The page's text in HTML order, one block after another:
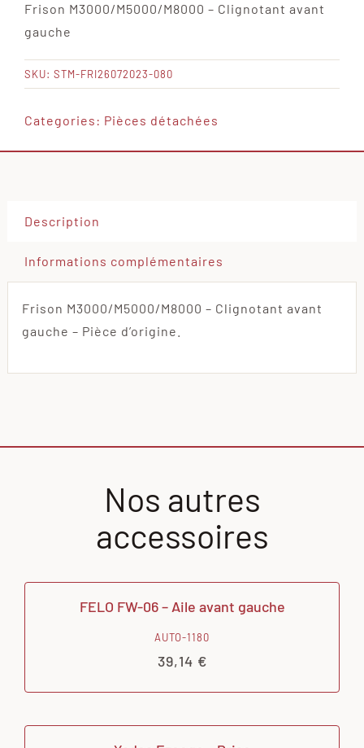
-
avant
gauche
Frison M3000/M5000/M8000 – Clignotant avant
gauche
SKU: STM-FRI26072023-080
Categories: Pièces détachées
Description
Informations complémentaires
Frison M3000/M5000/M8000 – Clignotant avant
gauche – Pièce d’origine.
Nos autres
accessoires
FELO FW-06 – Aile avant gauche
AUTO-1180
39,14 €